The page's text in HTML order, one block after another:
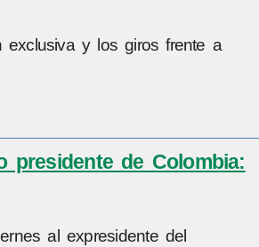
exclusiva y los giros frente a
presidente de Colombia:
al expresidente del